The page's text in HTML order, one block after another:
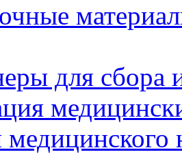
для сбора